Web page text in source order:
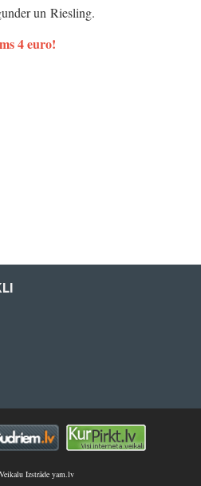
un Riesling.
4 euro!
Izstrāde yam.lv